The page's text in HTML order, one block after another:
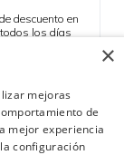
descuento en
los días
×
mejoras
de
mejor experiencia
configuración